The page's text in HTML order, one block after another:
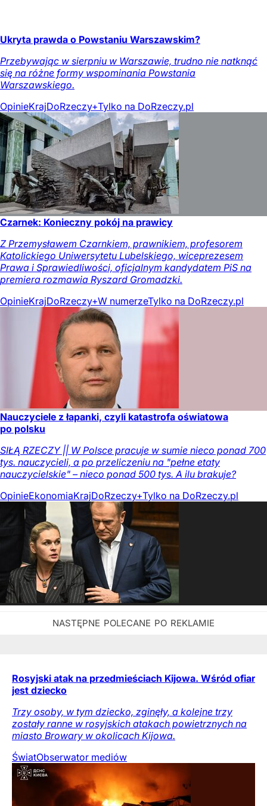
Ukryta prawda o Powstaniu Warszawskim?
Przebywając w sierpniu w Warszawie, trudno nie natknąć
się na różne formy wspominania Powstania
Warszawskiego.
OpinieKrajDoRzeczy+Tylko na DoRzeczy.pl
Czarnek: Konieczny pokój na prawicy
Z Przemysławem Czarnkiem, prawnikiem, profesorem
Katolickiego Uniwersytetu Lubelskiego, wiceprezesem
Prawa i Sprawiedliwości, oficjalnym kandydatem PiS na
premiera rozmawia Ryszard Gromadzki.
OpinieKrajDoRzeczy+W numerzeTylko na DoRzeczy.pl
Nauczyciele z łapanki, czyli katastrofa oświatowa
po polsku
SIŁĄ RZECZY || W Polsce pracuje w sumie nieco ponad 700
tys. nauczycieli, a po przeliczeniu na "pełne etaty
nauczycielskie" – nieco ponad 500 tys. A ilu brakuje?
OpinieEkonomiaKrajDoRzeczy+Tylko na DoRzeczy.pl
Rosyjski atak na przedmieściach Kijowa. Wśród ofiar
jest dziecko
Trzy osoby, w tym dziecko, zginęły, a kolejne trzy
zostały ranne w rosyjskich atakach powietrznych na
miasto Browary w okolicach Kijowa.
ŚwiatObserwator mediów